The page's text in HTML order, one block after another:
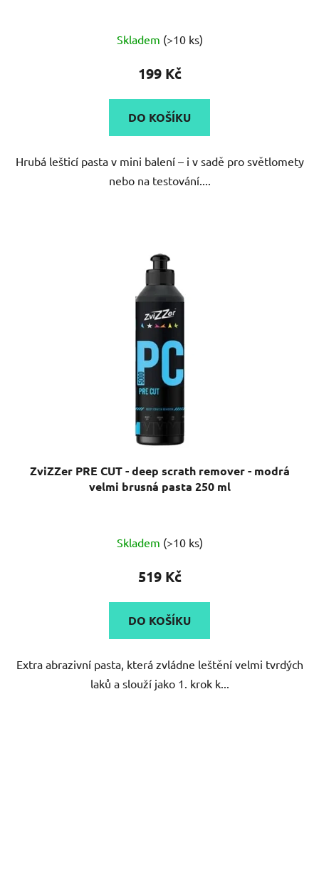
Skladem (>10 ks)
199 Kč
DO KOŠÍKU
Hrubá lešticí pasta v mini balení – i v sadě pro světlomety
nebo na testování....
ZviZZer PRE CUT - deep scrath remover - modrá
velmi brusná pasta 250 ml
hodnocení
produktu
4,0
z
hvězdiček.
Skladem (>10 ks)
519 Kč
DO KOŠÍKU
Extra abrazivní pasta, která zvládne leštění velmi tvrdých
laků a slouží jako 1. krok k...